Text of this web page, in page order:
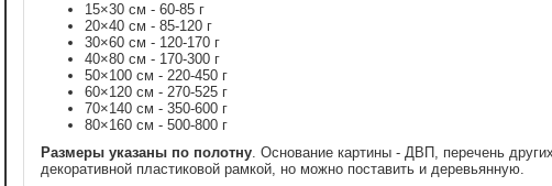
15×30 см - 60-85 г
20×40 см - 85-120 г
30×60 см - 120-170 г
40×80 см - 170-300 г
50×100 см - 220-450 г
60×120 см - 270-525 г
70×140 см - 350-600 г
80×160 см - 500-800 г
Размеры указаны по полотну. Основание картины - ДВП, перечень
декоративной пластиковой рамкой, но можно поставить и деревьянную.